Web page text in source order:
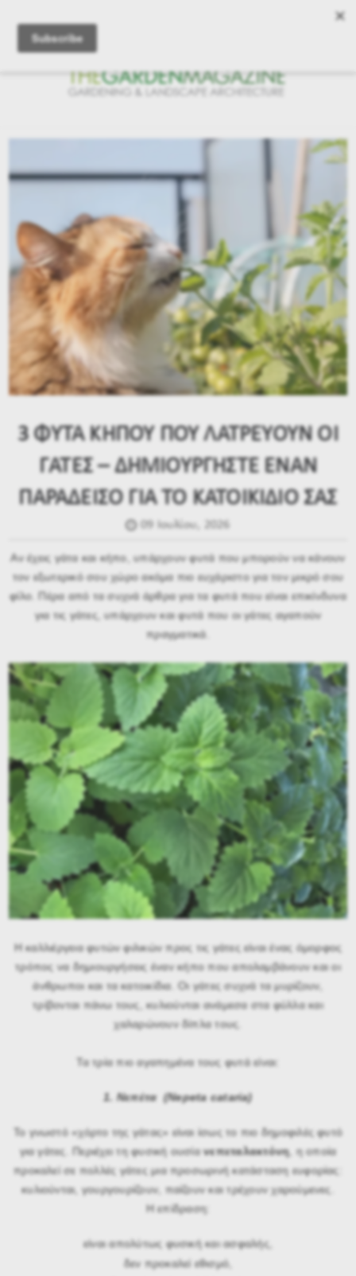
3 ΦΥΤΑ ΚΗΠΟΥ ΠΟΥ ΛΑΤΡΕΥΟΥΝ ΟΙ
ΓΑΤΕΣ – ΔΗΜΙΟΥΡΓΗΣΤΕ ΕΝΑΝ
ΠΑΡΑΔΕΙΣΟ ΓΙΑ ΤΟ ΚΑΤΟΙΚΙΔΙΟ ΣΑΣ
09 Ιουλίου, 2026
Αν έχεις γάτα και κήπο, υπάρχουν φυτά που μπορούν να κάνουν
τον εξωτερικό σου χώρο ακόμα πιο ευχάριστο για τον μικρό σου
φίλο. Πέρα από τα συχνά άρθρα για τα φυτά που είναι επικίνδυνα
για τις γάτες, υπάρχουν και φυτά που οι γάτες αγαπούν
πραγματικά.
Η καλλιέργεια φυτών φιλικών προς τις γάτες είναι ένας όμορφος
τρόπος να δημιουργήσεις έναν κήπο που απολαμβάνουν και οι
άνθρωποι και τα κατοικίδια. Οι γάτες συχνά τα μυρίζουν,
τρίβονται πάνω τους, κυλιούνται ανάμεσα στα φύλλα και
χαλαρώνουν δίπλα τους.
Τα τρία πιο αγαπημένα τους φυτά είναι:
1. Νεπέτα (Nepeta cataria)
Το γνωστό «χόρτο της γάτας» είναι ίσως το πιο δημοφιλές φυτό
για γάτες. Περιέχει τη φυσική ουσίανεπεταλακτόνη, η οποία
προκαλεί σε πολλές γάτες μια προσωρινή κατάσταση ευφορίας:
κυλιούνται, γουργουρίζουν, παίζουν και τρέχουν χαρούμενες.
Η επίδραση:
είναι απολύτως φυσική και ασφαλής,
δεν προκαλεί εθισμό,